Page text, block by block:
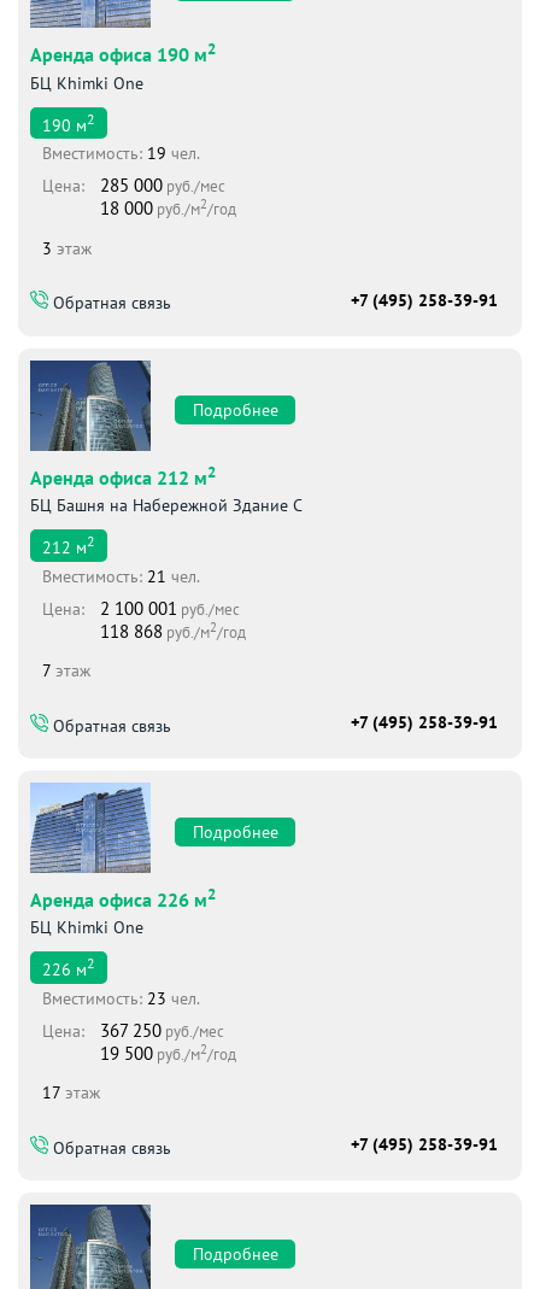
Аренда офиса 190 м2
БЦ Khimki One
190 м2
Вместимоcть: 19 чел.
Цена:
285 000 руб./мес
18 000 руб./м2/год
3 этаж
Обратная связь +7 (495) 258-39-91
Подробнее
Аренда офиса 212 м2
БЦ Башня на Набережной Здание С
212 м2
Вместимоcть: 21 чел.
Цена:
2 100 001 руб./мес
118 868 руб./м2/год
7 этаж
Обратная связь +7 (495) 258-39-91
Подробнее
Аренда офиса 226 м2
БЦ Khimki One
226 м2
Вместимоcть: 23 чел.
Цена:
367 250 руб./мес
19 500 руб./м2/год
17 этаж
Обратная связь +7 (495) 258-39-91
Подробнее